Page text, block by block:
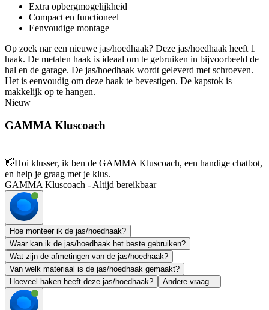
Extra opbergmogelijkheid
Compact en functioneel
Eenvoudige montage
Op zoek nar een nieuwe jas/hoedhaak? Deze jas/hoedhaak heeft 1
haak. De metalen haak is ideaal om te gebruiken in bijvoorbeeld de
hal en de garage. De jas/hoedhaak wordt geleverd met schroeven.
Het is eenvoudig om deze haak te bevestigen. De kapstok is
makkelijk op te hangen.
Nieuw
GAMMA Kluscoach
👋Hoi klusser, ik ben de GAMMA Kluscoach, een handige chatbot,
en help je graag met je klus.
GAMMA Kluscoach - Altijd bereikbaar
Hoe monteer ik de jas/hoedhaak?
Waar kan ik de jas/hoedhaak het beste gebruiken?
Wat zijn de afmetingen van de jas/hoedhaak?
Van welk materiaal is de jas/hoedhaak gemaakt?
Hoeveel haken heeft deze jas/hoedhaak?
Andere vraag...